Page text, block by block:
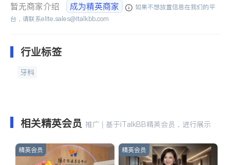
暂无商家介绍 成为精英商家
如果不想放置信息在我们的平
台，请联系elite.sales@italkbb.com
行业标签
牙科
相关精英会员 推广 | 基于iTalkBB精英会员，进行展示
精英会员 精英会员